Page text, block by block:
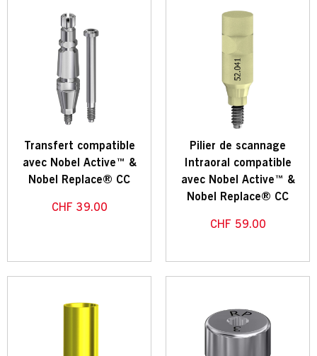
Transfert compatible
avec Nobel Active™ &
Nobel Replace® CC
CHF 39.00
Pilier de scannage
Intraoral compatible
avec Nobel Active™ &
Nobel Replace® CC
CHF 59.00